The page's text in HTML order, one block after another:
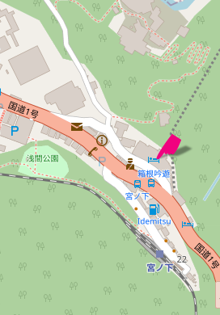
※ マップを検索、表示中